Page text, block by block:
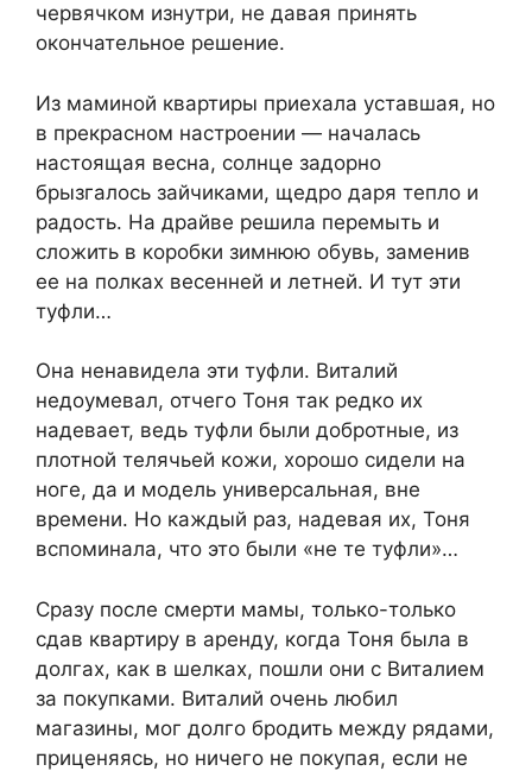
червячком изнутри, не давая принять
окончательное решение.
Из маминой квартиры приехала уставшая, но
в прекрасном настроении — началась
настоящая весна, солнце задорно
брызгалось зайчиками, щедро даря тепло и
радость. На драйве решила перемыть и
сложить в коробки зимнюю обувь, заменив
ее на полках весенней и летней. И тут эти
туфли…
Она ненавидела эти туфли. Виталий
недоумевал, отчего Тоня так редко их
надевает, ведь туфли были добротные, из
плотной телячьей кожи, хорошо сидели на
ноге, да и модель универсальная, вне
времени. Но каждый раз, надевая их, Тоня
вспоминала, что это были «не те туфли»…
Сразу после cмерти мамы, только-только
сдав квартиру в аренду, когда Тоня была в
долгах, как в шелках, пошли они с Виталием
за покупками. Виталий очень любил
магазины, мог долго бродить между рядами,
приценяясь, но ничего не покупая, если не